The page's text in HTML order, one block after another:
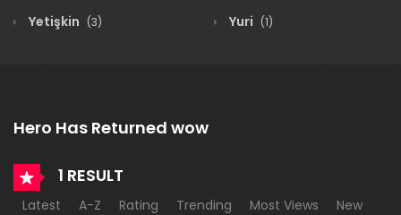
Yetişkin (3) Yuri (1)
Hero Has Returned wow
1 RESULT
Latest A-Z Rating Trending Most Views New